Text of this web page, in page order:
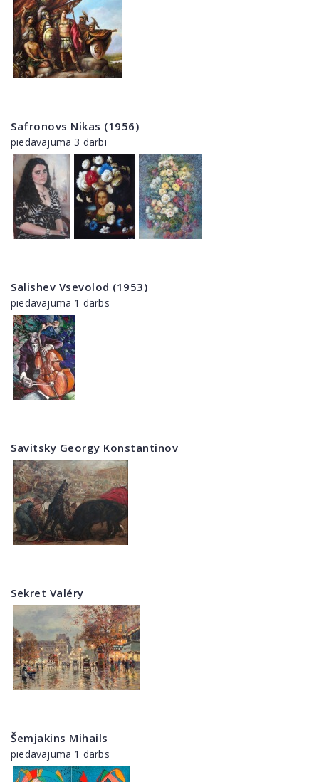
Safronovs Nikas (1956)
piedāvājumā 3 darbi
Salishev Vsevolod (1953)
piedāvājumā 1 darbs
Savitsky Georgy Konstantinov
Sekret Valéry
Šemjakins Mihails
piedāvājumā 1 darbs